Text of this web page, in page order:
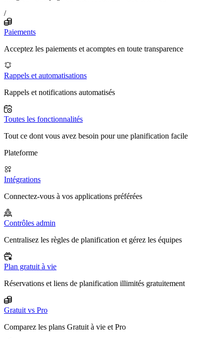
/
Paiements
Acceptez les paiements et acomptes en toute transparence
Rappels et automatisations
Rappels et notifications automatisés
Toutes les fonctionnalités
Tout ce dont vous avez besoin pour une planification facile
Plateforme
Intégrations
Connectez-vous à vos applications préférées
Contrôles admin
Centralisez les règles de planification et gérez les équipes
Plan gratuit à vie
Réservations et liens de planification illimités gratuitement
Gratuit vs Pro
Comparez les plans Gratuit à vie et Pro